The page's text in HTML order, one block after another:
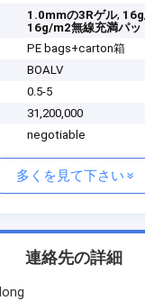
1.0mmの3Rゲル,
16g/m2無線充満パッ
PE bags+carton箱
BOALV
0.5-5
31,200,000
negotiable
多くを見て下さい
連絡先の詳細